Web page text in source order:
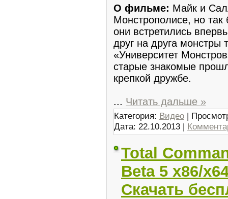
О фильме: Майк и
Монстрополисе, но так
они встретились
друг на друга монстры
«Университет
старые знакомые
крепкой дружбе.
... Читать дальше »
Категория: Видео |
Дата: 22.10.2013 |
Total
Beta 5 x86/
Скачать